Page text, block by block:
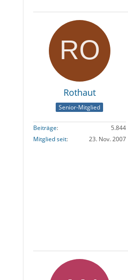
Rothaut
Senior-Mitglied
Beiträge
5.844
Mitglied seit
23. Nov. 2007